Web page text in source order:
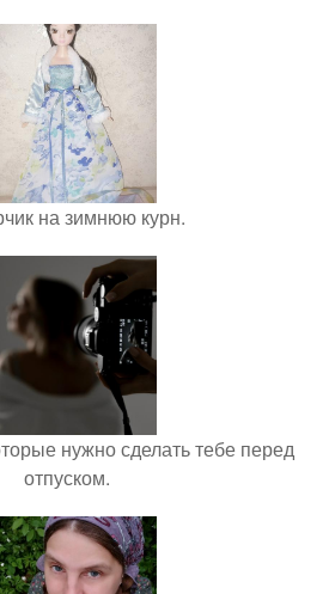
на зимнюю курн.
нужно сделать тебе перед
отпуском.